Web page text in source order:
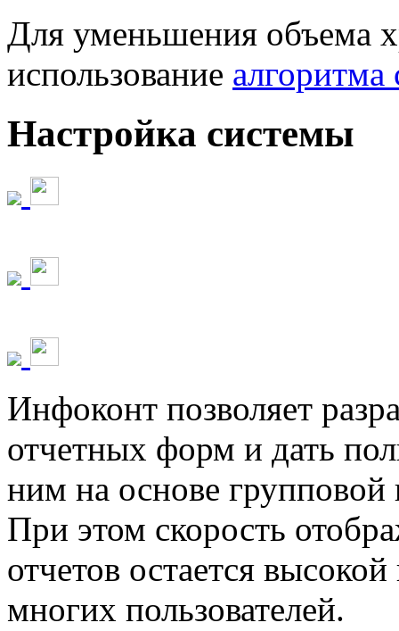
Для уменьшения объема
использование
Настройка системы
Инфоконт позволяет
отчетных форм и дать
ним на основе
При этом скорость
отчетов остается
многих пользователей.